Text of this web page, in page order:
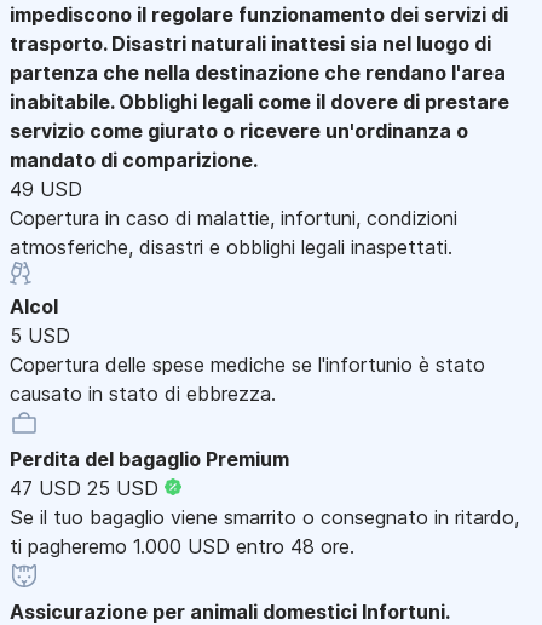
impediscono il regolare funzionamento dei servizi di
trasporto. Disastri naturali inattesi sia nel luogo di
partenza che nella destinazione che rendano l'area
inabitabile. Obblighi legali come il dovere di prestare
servizio come giurato o ricevere un'ordinanza o
mandato di comparizione.
49 USD
Copertura in caso di malattie, infortuni, condizioni
atmosferiche, disastri e obblighi legali inaspettati.
Alcol
5 USD
Copertura delle spese mediche se l'infortunio è stato
causato in stato di ebbrezza.
Perdita del bagaglio Premium
47 USD 25 USD
Se il tuo bagaglio viene smarrito o consegnato in ritardo,
ti pagheremo 1.000 USD entro 48 ore.
Assicurazione per animali domestici Infortuni.